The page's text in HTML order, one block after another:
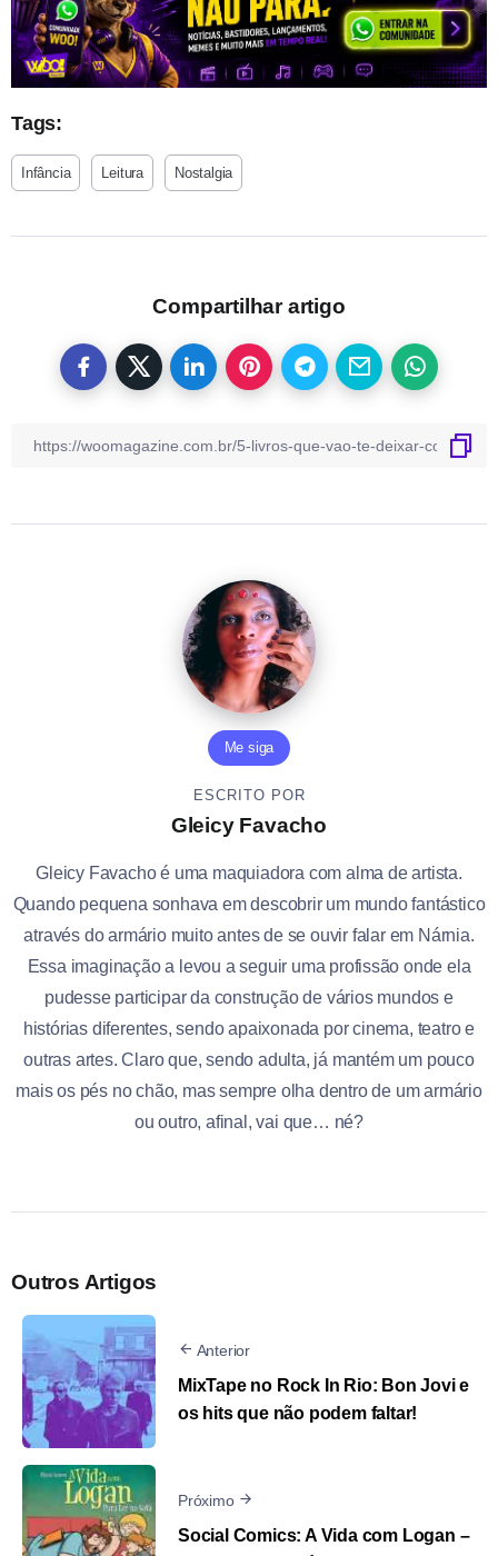
Tags:
Infância Leitura Nostalgia
Compartilhar artigo
Me siga
ESCRITO POR
Gleicy Favacho
Gleicy Favacho é uma maquiadora com alma de artista.
Quando pequena sonhava em descobrir um mundo fantástico
através do armário muito antes de se ouvir falar em Nárnia.
Essa imaginação a levou a seguir uma profissão onde ela
pudesse participar da construção de vários mundos e
histórias diferentes, sendo apaixonada por cinema, teatro e
outras artes. Claro que, sendo adulta, já mantém um pouco
mais os pés no chão, mas sempre olha dentro de um armário
ou outro, afinal, vai que… né?
Outros Artigos
Anterior
MixTape no Rock In Rio: Bon Jovi e
os hits que não podem faltar!
Próximo
Social Comics: A Vida com Logan –